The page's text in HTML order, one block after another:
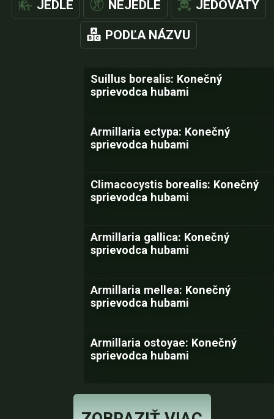
JEDLÉ NEJEDLÉ JEDOVATÝ
PODĽA NÁZVU
Suillus borealis: Konečný
sprievodca hubami
Armillaria ectypa: Konečný
sprievodca hubami
Climacocystis borealis: Konečný
sprievodca hubami
Armillaria gallica: Konečný
sprievodca hubami
Armillaria mellea: Konečný
sprievodca hubami
Armillaria ostoyae: Konečný
sprievodca hubami